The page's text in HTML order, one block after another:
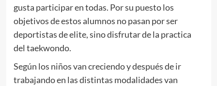
gusta participar en todas. Por su puesto los
objetivos de estos alumnos no pasan por ser
deportistas de elite, sino disfrutar de la practica
del taekwondo.
Según los niños van creciendo y después de ir
trabajando en las distintas modalidades van